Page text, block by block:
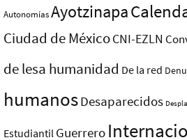
AutonomíasAyotzinapa
Ciudad de MéxicoCNI-EZLN
de lesa humanidad De la red
humanosDesaparecidos
Estudiantil Guerrero